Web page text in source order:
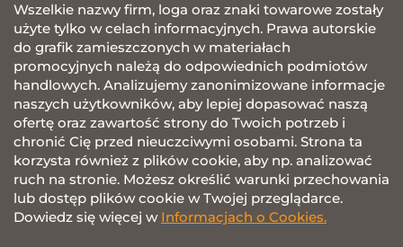
Wszelkie nazwy firm, loga oraz znaki towarowe zostały
użyte tylko w celach informacyjnych. Prawa autorskie
do grafik zamieszczonych w materiałach
promocyjnych należą do odpowiednich podmiotów
handlowych. Analizujemy zanonimizowane informacje
naszych użytkowników, aby lepiej dopasować naszą
ofertę oraz zawartość strony do Twoich potrzeb i
chronić Cię przed nieuczciwymi osobami. Strona ta
korzysta również z plików cookie, aby np. analizować
ruch na stronie. Możesz określić warunki przechowania
lub dostęp plików cookie w Twojej przeglądarce.
Dowiedz się więcej w Informacjach o Cookies.